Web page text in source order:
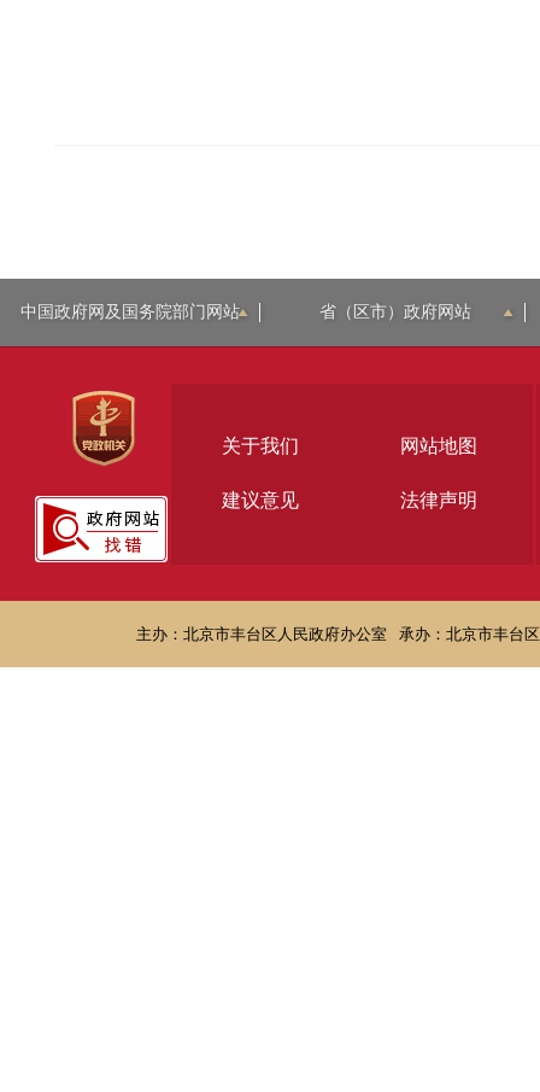
中国政府网及国务院部门网站 省（区市）政府网站
关于我们 网站地图
建议意见 法律声明
主办：北京市丰台区人民政府办公室 承办：北京市丰台